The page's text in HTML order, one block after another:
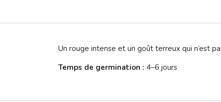
Un rouge intense et un goût terreux qui n’est
Temps de germination : 4–6 jours